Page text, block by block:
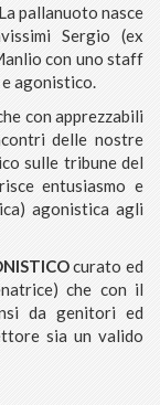
pallanuoto nasce
Sergio (ex
con uno staff
agonistico.
con apprezzabili
delle nostre
sulle tribune del
entusiasmo e
agonistica agli
curato ed
che con il
da genitori ed
sia un valido